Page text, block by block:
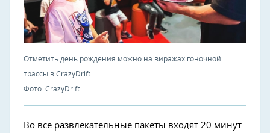
Отметить день рождения можно на виражах гоночной
трассы в CrazyDrift.
Фото: CrazyDrift
Во все развлекательные пакеты входят 20 минут